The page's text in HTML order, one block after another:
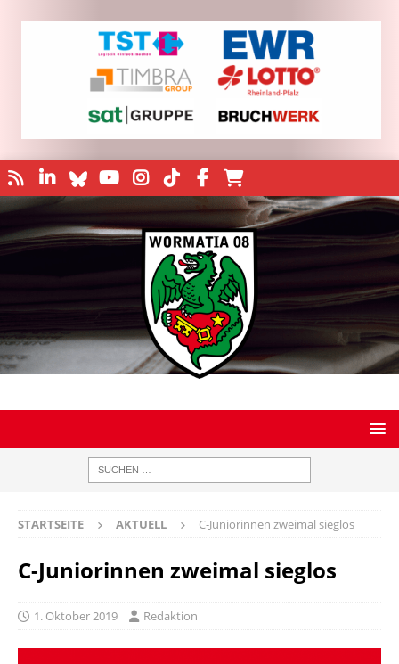
STARTSEITE AKTUELL C-Juniorinnen zweimal sieglos
C-Juniorinnen zweimal sieglos
1. Oktober 2019 Redaktion